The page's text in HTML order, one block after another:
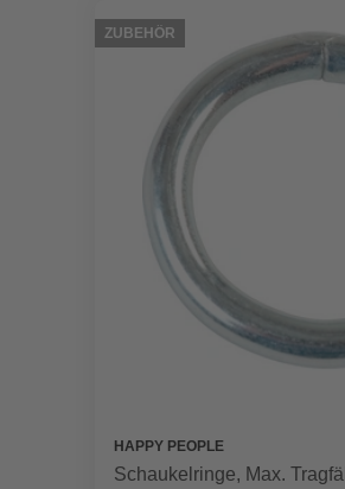
ZUBEHÖR
HAPPY PEOPLE
Schaukelringe, Max.